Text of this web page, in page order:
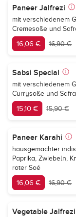
Paneer Jalfrezi
mit verschiedenem
Cremesoße und
16,06 € 16,90 €
Sabsi Special
mit verschiedenem
Currysoße und
15,10 € 15,90 €
Paneer Karahi
hausgemachter
Paprika, Zwiebeln,
roter Soé
16,06 € 16,90 €
Vegetable Jalfrezi